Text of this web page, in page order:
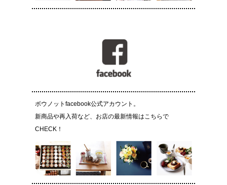
ボウノットfacebook公式アカウント。
新商品や再入荷など、お店の最新情報はこちらで
CHECK！